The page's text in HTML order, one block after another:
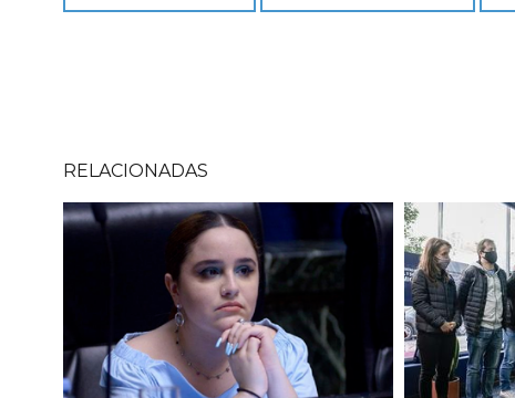
RELACIONADAS
Imagen
Imagen